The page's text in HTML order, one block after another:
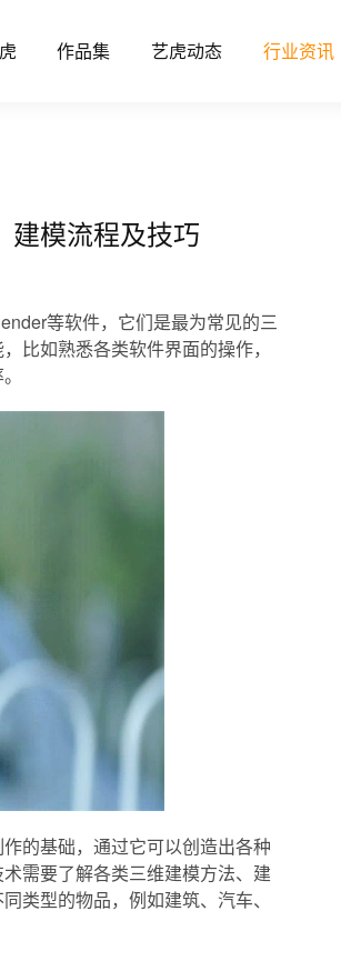
作品集 艺虎动态 行业资讯
、建模流程及技巧
建模流程及技巧
等软件，它们是最为常见的三
比如熟悉各类软件界面的操作，
的基础，通过它可以创造出各种
需要了解各类三维建模方法、建
类型的物品，例如建筑、汽车、